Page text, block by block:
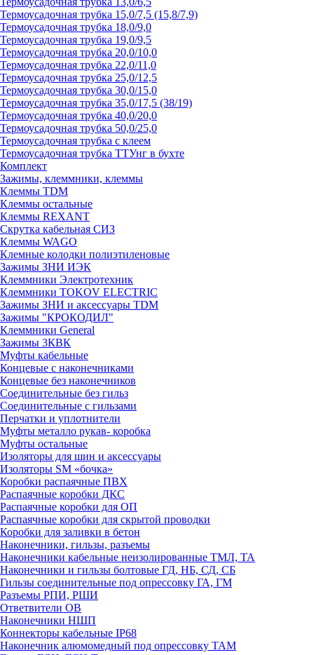
Термоусадочная трубка 15,0/7,5 (15,8/7,9)
Термоусадочная трубка 18,0/9,0
Термоусадочная трубка 19,0/9,5
Термоусадочная трубка 20,0/10,0
Термоусадочная трубка 22,0/11,0
Термоусадочная трубка 25,0/12,5
Термоусадочная трубка 30,0/15,0
Термоусадочная трубка 35,0/17,5 (38/19)
Термоусадочная трубка 40,0/20,0
Термоусадочная трубка 50,0/25,0
Термоусадочная трубка с клеем
Термоусадочная трубка ТТУнг в бухте
Комплект
Зажимы, клеммники, клеммы
Клеммы TDM
Клеммы остальные
Клеммы REXANT
Скрутка кабельная СИЗ
Клеммы WAGO
Клемные колодки полиэтиленовые
Зажимы ЗНИ ИЭК
Клеммники Электротехник
Клеммники TOKOV ELECTRIC
Зажимы ЗНИ и аксессуары TDM
Зажимы "КРОКОДИЛ"
Клеммники General
Зажимы 3КВК
Муфты кабельные
Концевые с наконечниками
Концевые без наконечников
Соединительные без гильз
Соединительные с гильзами
Перчатки и уплотнители
Муфты металло рукав- коробка
Муфты остальные
Изоляторы для шин и аксессуары
Изоляторы SM «бочка»
Коробки распаячные ПВХ
Распаячные коробки ДКС
Распаячные коробки для ОП
Распаячные коробки для скрытой проводки
Коробки для заливки в бетон
Наконечники, гильзы, разъемы
Наконечники кабельные неизолированные ТМЛ, ТА
Наконечники и гильзы болтовые ГД, НБ, СД, СБ
Гильзы соединительные под опрессовку ГА, ГМ
Разъемы РПИ, РШИ
Ответвители ОВ
Наконечники НШП
Коннекторы кабельные IP68
Наконечник алюмомедный под опрессовку ТАМ